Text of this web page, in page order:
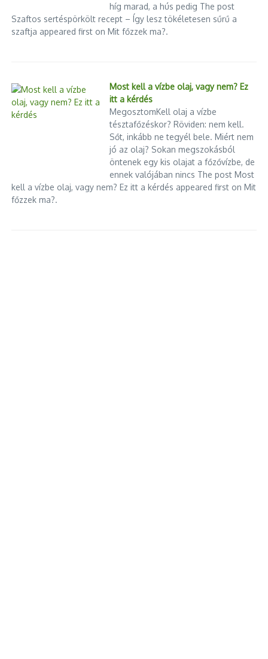
Ritkán látható klasszikusok a
Országos előrejelzés: csütörtök
estig
híg marad, a hús pedig The post
Szaftos sertéspörkölt recept – Így lesz tökéletesen sűrű a
szaftja appeared first on Mit főzzek ma?.
Most kell a vízbe olaj, vagy nem? Ez
itt a kérdés
MegosztomKell olaj a vízbe
tésztafőzéskor? Röviden: nem kell.
Sőt, inkább ne tegyél bele. Miért nem
jó az olaj? Sokan megszokásból
öntenek egy kis olajat a főzővízbe, de
ennek valójában nincs The post Most
kell a vízbe olaj, vagy nem? Ez itt a kérdés appeared first on Mit
főzzek ma?.